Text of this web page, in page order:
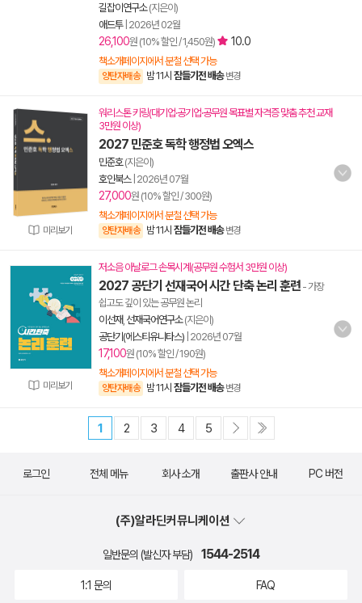
길잡이연구소(지은이)
애드투| 2026년 02월
26,100원 (10% 할인 / 1,450원) 10.0
책소개페이지에서 분철 선택 가능
양탄자배송 밤 11시 잠들기전 배송 변경
미리보기
워리스톤 키링(대기업·공기업·공무원 목표별 자격증 맞춤 추천 교재
3만원 이상)
2027 민준호 독학 행정법 오엑스
민준호(지은이)
호인북스| 2026년 07월
27,000원 (10% 할인 / 300원)
책소개페이지에서 분철 선택 가능
양탄자배송 밤 11시 잠들기전 배송 변경
미리보기
저소음 아날로그 손목시계(공무원 수험서 3만원 이상)
2027 공단기 선재국어 시간 단축 논리 훈련 - 가장
쉽고도 깊이 있는 공무원 논리
이선재 선재국어연구소(지은이)
공단기(에스티유니타스) 2026년 07월
17,100원 (10% 할인 / 190원)
책소개페이지에서 분철 선택 가능
양탄자배송 밤 11시 잠들기전 배송 변경
1 2 3 4 5
로그인 전체 메뉴 회사 소개 출판사 안내 PC 버전
(주)알라딘커뮤니케이션
일반문의 (발신자 부담) 1544-2514
1:1 문의 FAQ